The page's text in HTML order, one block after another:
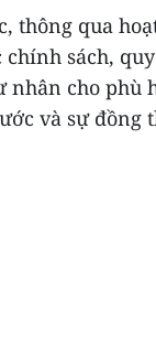
thông qua
chính sách,
nhân cho phù
và sự đồng